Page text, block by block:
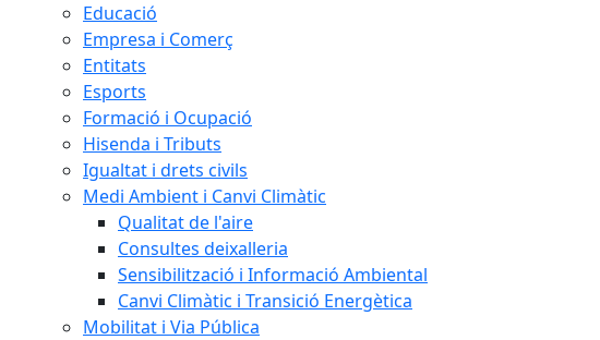
Educació
Empresa i Comerç
Entitats
Esports
Formació i Ocupació
Hisenda i Tributs
Igualtat i drets civils
Medi Ambient i Canvi Climàtic
Qualitat de l'aire
Consultes deixalleria
Sensibilització i Informació Ambiental
Canvi Climàtic i Transició Energètica
Mobilitat i Via Pública